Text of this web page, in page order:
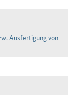
Ausfertigung von